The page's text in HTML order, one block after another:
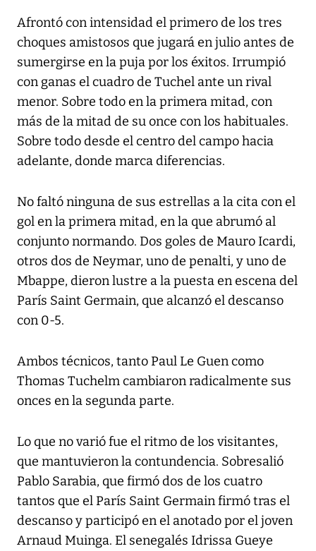
Afrontó con intensidad el primero de los tres
choques amistosos que jugará en julio antes de
sumergirse en la puja por los éxitos. Irrumpió
con ganas el cuadro de Tuchel ante un rival
menor. Sobre todo en la primera mitad, con
más de la mitad de su once con los habituales.
Sobre todo desde el centro del campo hacia
adelante, donde marca diferencias.
No faltó ninguna de sus estrellas a la cita con el
gol en la primera mitad, en la que abrumó al
conjunto normando. Dos goles de Mauro Icardi,
otros dos de Neymar, uno de penalti, y uno de
Mbappe, dieron lustre a la puesta en escena del
París Saint Germain, que alcanzó el descanso
con 0-5.
Ambos técnicos, tanto Paul Le Guen como
Thomas Tuchelm cambiaron radicalmente sus
onces en la segunda parte.
Lo que no varió fue el ritmo de los visitantes,
que mantuvieron la contundencia. Sobresalió
Pablo Sarabia, que firmó dos de los cuatro
tantos que el París Saint Germain firmó tras el
descanso y participó en el anotado por el joven
Arnaud Muinga. El senegalés Idrissa Gueye